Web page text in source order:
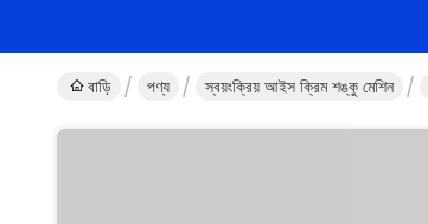
বাড়ি পণ্য স্বয়ংক্রিয় আইস ক্রিম শঙ্কু মেশিন